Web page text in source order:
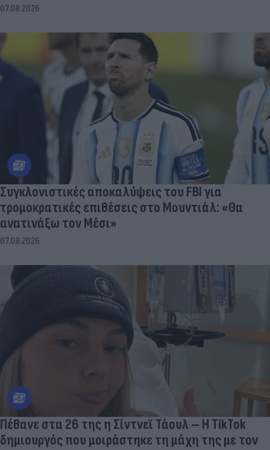
Συγκλονιστικές αποκαλύψεις του FBI για
τρομοκρατικές επιθέσεις στο Μουντιάλ: «Θα
ανατινάξω τον Μέσι»
07.08.2026
Πέθανε στα 26 της η Σίντνεϊ Τάουλ – Η TikTok
δημιουργός που μοιράστηκε τη μάχη της με τον
καρκίνο